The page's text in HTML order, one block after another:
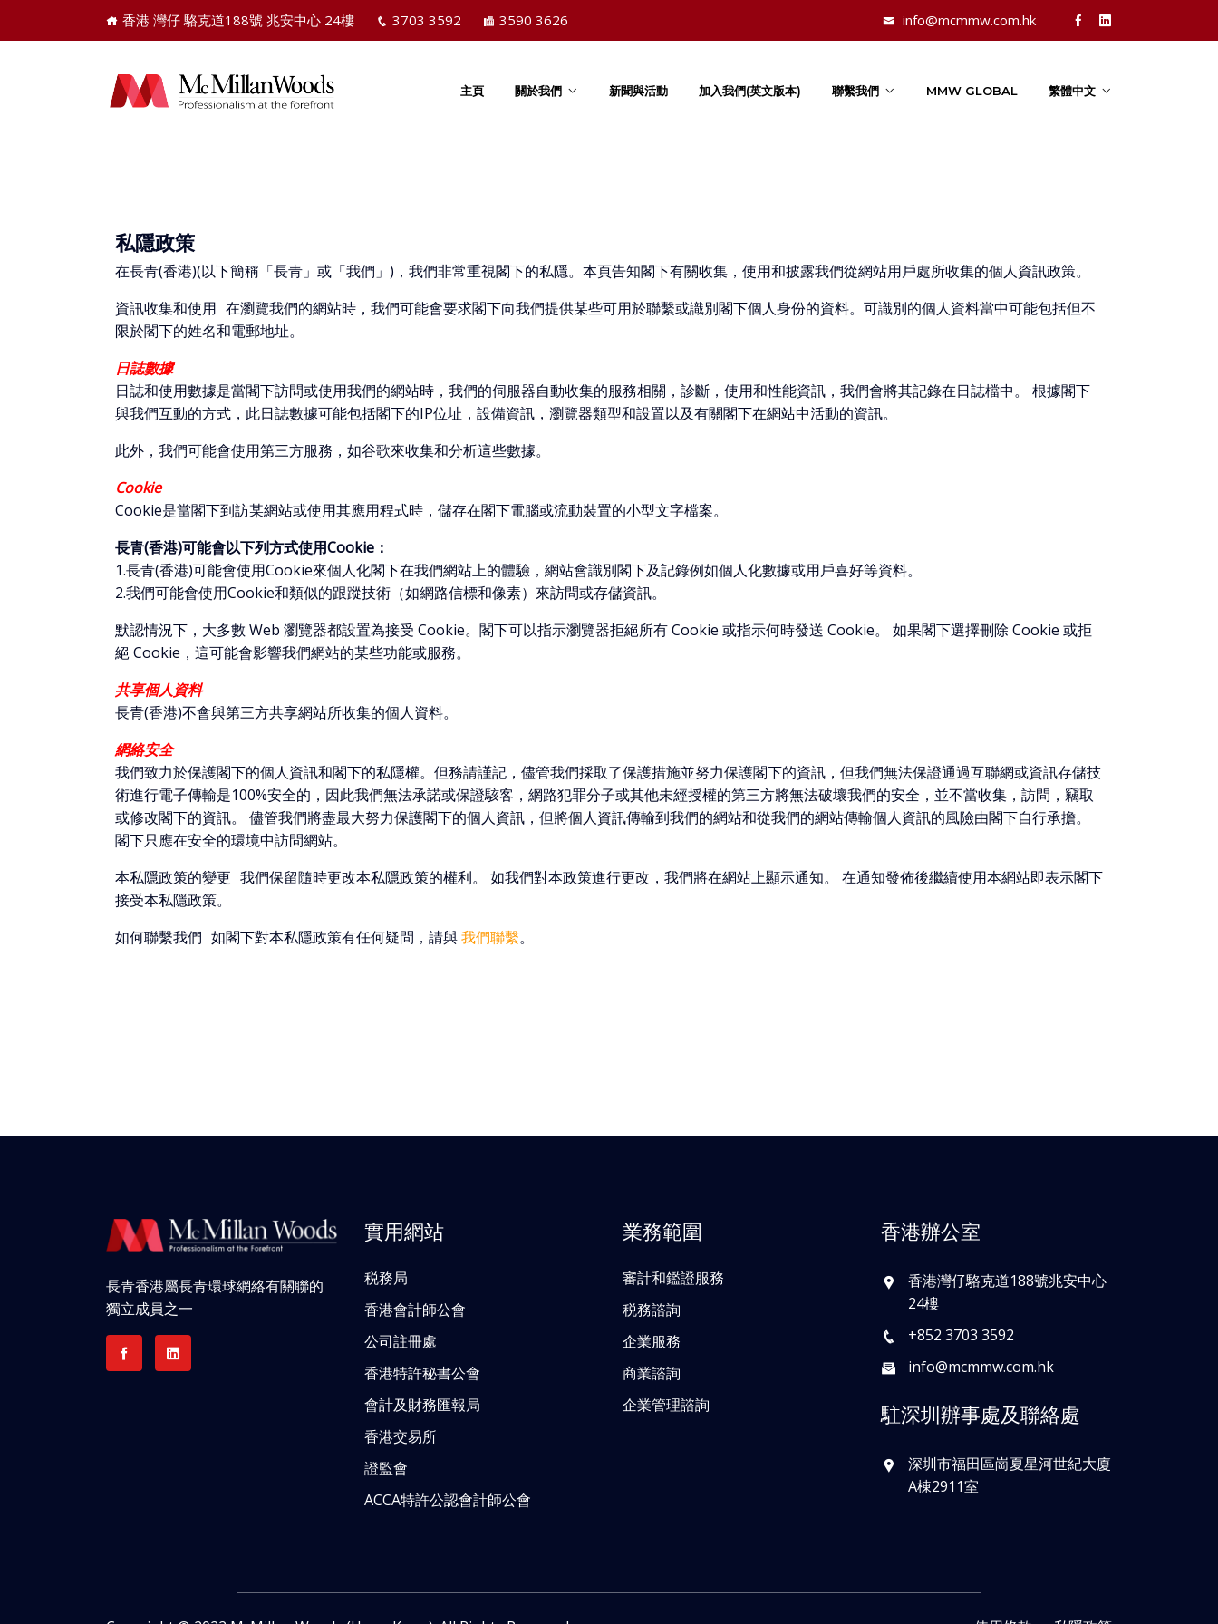
香港 灣仔 駱克道188號 兆安中心 24樓 3703 3592 3590 3626 info@mcmmw.com.hk
主頁 關於我們 新聞與活動 加入我們(英文版本) 聯繫我們 MMW GLOBAL 繁體中文
私隱政策
在長青(香港)(以下簡稱「長青」或「我們」)，我們非常重視閣下的私隱。本頁告知閣下有關收集，使用和披露我們從網站用戶處所收集的個人資訊政策。
資訊收集和使用 在瀏覽我們的網站時，我們可能會要求閣下向我們提供某些可用於聯繫或識別閣下個人身份的資料。可識別的個人資料當中可能包括但不
限於閣下的姓名和電郵地址。
日誌數據
日誌和使用數據是當閣下訪問或使用我們的網站時，我們的伺服器自動收集的服務相關，診斷，使用和性能資訊，我們會將其記錄在日誌檔中。 根據閣下
與我們互動的方式，此日誌數據可能包括閣下的IP位址，設備資訊，瀏覽器類型和設置以及有關閣下在網站中活動的資訊。
此外，我們可能會使用第三方服務，如谷歌來收集和分析這些數據。
Cookie
Cookie是當閣下到訪某網站或使用其應用程式時，儲存在閣下電腦或流動裝置的小型文字檔案。
長青(香港)可能會以下列方式使用Cookie：
1.長青(香港)可能會使用Cookie來個人化閣下在我們網站上的體驗，網站會識別閣下及記錄例如個人化數據或用戶喜好等資料。
2.我們可能會使用Cookie和類似的跟蹤技術（如網路信標和像素）來訪問或存儲資訊。
默認情況下，大多數 Web 瀏覽器都設置為接受 Cookie。閣下可以指示瀏覽器拒絕所有 Cookie 或指示何時發送 Cookie。 如果閣下選擇刪除 Cookie 或拒
絕 Cookie，這可能會影響我們網站的某些功能或服務。
共享個人資料
長青(香港)不會與第三方共享網站所收集的個人資料。
網絡安全
我們致力於保護閣下的個人資訊和閣下的私隱權。但務請謹記，儘管我們採取了保護措施並努力保護閣下的資訊，但我們無法保證通過互聯網或資訊存儲技
術進行電子傳輸是100%安全的，因此我們無法承諾或保證駭客，網路犯罪分子或其他未經授權的第三方將無法破壞我們的安全，並不當收集，訪問，竊取
或修改閣下的資訊。 儘管我們將盡最大努力保護閣下的個人資訊，但將個人資訊傳輸到我們的網站和從我們的網站傳輸個人資訊的風險由閣下自行承擔。
閣下只應在安全的環境中訪問網站。
本私隱政策的變更 我們保留隨時更改本私隱政策的權利。 如我們對本政策進行更改，我們將在網站上顯示通知。 在通知發佈後繼續使用本網站即表示閣下
接受本私隱政策。
如何聯繫我們 如閣下對本私隱政策有任何疑問，請與我們聯繫。
長青香港屬長青環球網絡有關聯的
獨立成員之一
實用網站
税務局
香港會計師公會
公司註冊處
香港特許秘書公會
會計及財務匯報局
香港交易所
證監會
ACCA特許公認會計師公會
業務範圍
審計和鑑證服務
税務諮詢
企業服務
商業諮詢
企業管理諮詢
香港辦公室
香港灣仔駱克道188號兆安中心
24樓
+852 3703 3592
info@mcmmw.com.hk
駐深圳辦事處及聯絡處
深圳市福田區崗夏星河世紀大廈
A棟2911室